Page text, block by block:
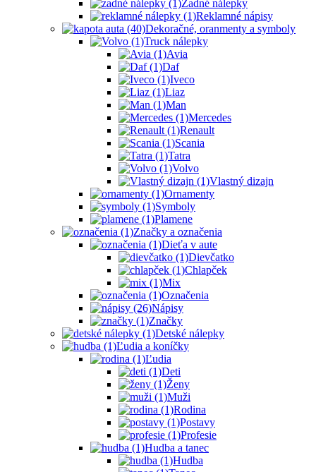
Zadné nálepky
Reklamné nápisy
Dekoračné, oranmenty a symboly
Truck nálepky
Avia
Daf
Iveco
Liaz
Man
Mercedes
Renault
Scania
Tatra
Volvo
Vlastný dizajn
Ornamenty
Symboly
Plamene
Značky a označenia
Dieťa v aute
Dievčatko
Chlapček
Mix
Označenia
Nápisy
Značky
Detské nálepky
Ľudia a koníčky
Ľudia
Deti
Ženy
Muži
Rodina
Postavy
Profesie
Hudba a tanec
Hudba